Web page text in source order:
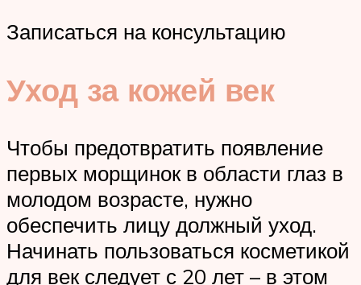
Записаться на консультацию
Уход за кожей век
Чтобы предотвратить появление
первых морщинок в области глаз в
молодом возрасте, нужно
обеспечить лицу должный уход.
Начинать пользоваться косметикой
для век следует с 20 лет – в этом